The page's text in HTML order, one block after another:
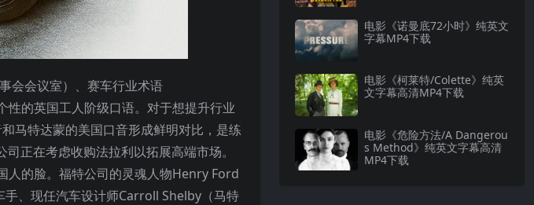
会会议室）、赛车行业术语
的英国工人阶级口语。对于想提升行业
马特达蒙的美国口音形成鲜明对比，是练
正在考虑收购法拉利以拓展高端市场。
人的脸。福特公司的灵魂人物Henry Ford
、现任汽车设计师Carroll Shelby（马特
电影《诺曼底72小时》纯英文
字幕MP4下载
电影《柯莱特/Colette》纯英
文字幕高清MP4下载
电影《危险方法/A Dangerou
s Method》纯英文字幕高清
MP4下载